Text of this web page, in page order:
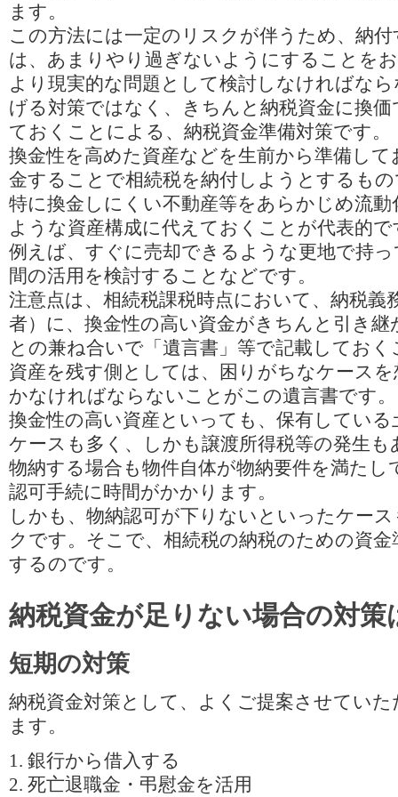
ます。
この方法には一定のリスクが伴うため、納
は、あまりやり過ぎないようにすることを
より現実的な問題として検討しなければな
げる対策ではなく、きちんと納税資金に換
ておくことによる、納税資金準備対策です。
換金性を高めた資産などを生前から準備し
金することで相続税を納付しようとするも
特に換金しにくい不動産等をあらかじめ流
ような資産構成に代えておくことが代表的で
例えば、すぐに売却できるような更地で持
間の活用を検討することなどです。
注意点は、相続税課税時点において、納税義
者）に、換金性の高い資金がきちんと引き
との兼ね合いで「遺言書」等で記載してお
資産を残す側としては、困りがちなケース
かなければならないことがこの遺言書です。
換金性の高い資産といっても、保有してい
ケースも多く、しかも譲渡所得税等の発生も
物納する場合も物件自体が物納要件を満た
認可手続に時間がかかります。
しかも、物納認可が下りないといったケー
クです。そこで、相続税の納税のための資
するのです。
納税資金が足りない場合の対策
短期の対策
納税資金対策として、よくご提案させてい
ます。
1. 銀行から借入する
2. 死亡退職金・弔慰金を活用